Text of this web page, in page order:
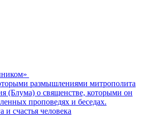
размышлениями митрополита
(Блума) о священстве, которыми он
проповедях и беседах.
счастья человека